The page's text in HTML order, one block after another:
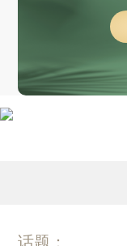
话题：